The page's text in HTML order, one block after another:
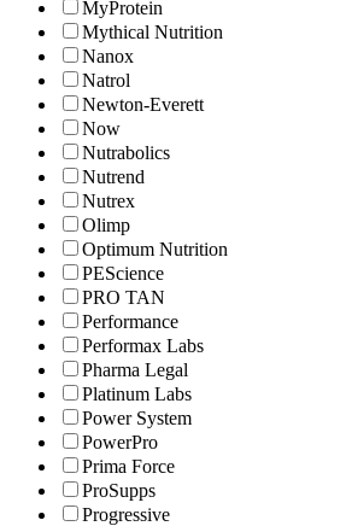
MyProtein
Mythical Nutrition
Nanox
Natrol
Newton-Everett
Now
Nutrabolics
Nutrend
Nutrex
Olimp
Optimum Nutrition
PEScience
PRO TAN
Performance
Performax Labs
Pharma Legal
Platinum Labs
Power System
PowerPro
Prima Force
ProSupps
Progressive